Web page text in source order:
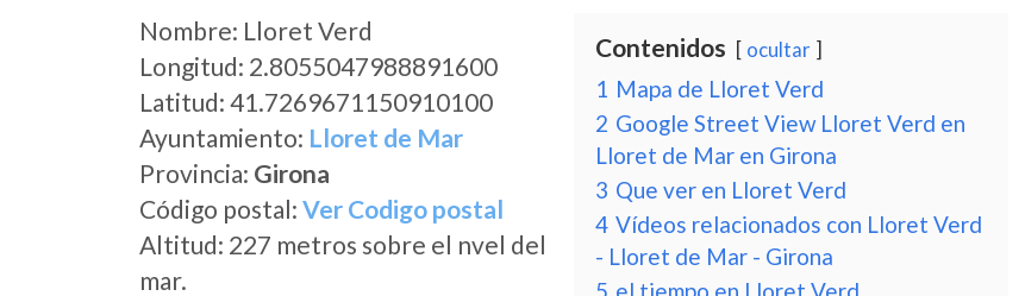
Nombre: Lloret Verd
Longitud: 2.8055047988891600
Latitud: 41.7269671150910100
Ayuntamiento: Lloret de Mar
Provincia: Girona
Código postal: Ver Codigo postal
Altitud: 227 metros sobre el nvel del
mar.
Contenidos ocultar
1 Mapa de Lloret Verd
2 Google Street View Lloret Verd en
Lloret de Mar en Girona
3 Que ver en Lloret Verd
4 Vídeos relacionados con Lloret Verd
- Lloret de Mar - Girona